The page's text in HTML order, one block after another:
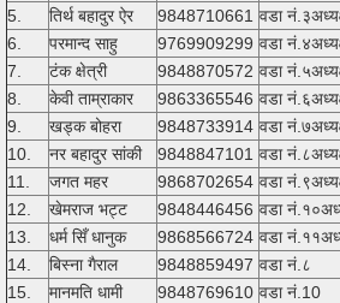
5.
तिर्थ बहादुर ऐर 9848710661 वडा
6.
परमान्द साहु 9769909299 वडा
7.
टंक क्षेत्री 9848870572 वडा
8.
केवी ताम्राकार 9863365546 वडा
9.
खड्क बोहरा 9848733914 वडा
10.
नर बहादुर सांकी 9848847101 वडा
11.
जगत महर 9868702654 वडा
12.
खेमराज भट्ट 9848446456 वडा
13.
धर्म सिँ धानुक 9868566724 वडा
14.
बिस्ना गैराल 9848859497 वडा नं.८
15.
मानमति धामी 9848769610 वडा नं.10